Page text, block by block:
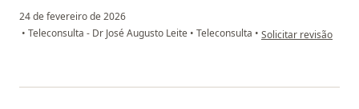
24 de fevereiro de 2026
• Teleconsulta - Dr José Augusto Leite • Teleconsulta • na opinião do
Solicitar revisão